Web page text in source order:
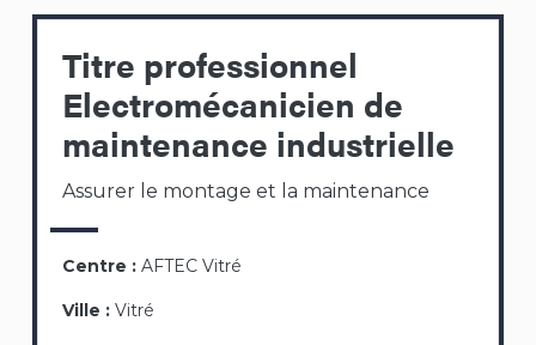
Titre professionnel
Electromécanicien de
maintenance industrielle
Assurer le montage et la maintenance
Centre : AFTEC Vitré
Ville : Vitré